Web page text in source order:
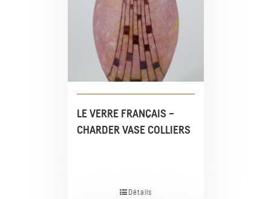
LE VERRE FRANÇAIS –
CHARDER VASE COLLIERS
Détails